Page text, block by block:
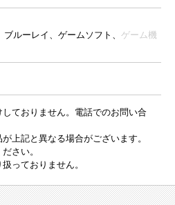
ルーレイ、ゲームソフト、 ゲーム機
ておりません。電話でのお問い合
上記と異なる場合がございます。
さい。
っておりません。